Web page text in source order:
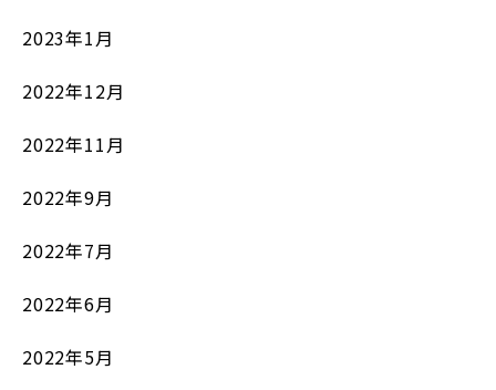
2023年1月
2022年12月
2022年11月
2022年9月
2022年7月
2022年6月
2022年5月